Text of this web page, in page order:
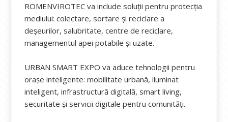
ROMENVIROTEC va include soluții pentru protecția
mediului: colectare, sortare și reciclare a
deșeurilor, salubritate, centre de reciclare,
managementul apei potabile și uzate.
URBAN SMART EXPO va aduce tehnologii pentru
orașe inteligente: mobilitate urbană, iluminat
inteligent, infrastructură digitală, smart living,
securitate și servicii digitale pentru comunități.